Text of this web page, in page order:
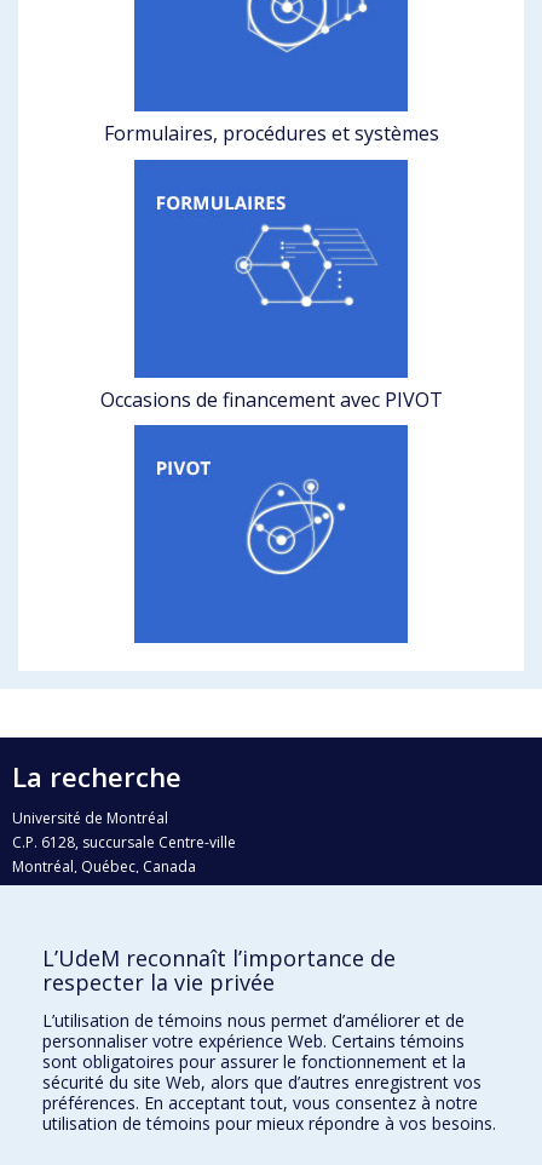
Formulaires, procédures et systèmes
Occasions de financement avec PIVOT
La recherche
Université de Montréal
C.P. 6128, succursale Centre-ville
Montréal, Québec, Canada
H3C 3J7
Qui fait quoi?
Nous trouver
Plan du site
Accessibilité
L’UdeM reconnaît l’importance de
respecter la vie privée
L’utilisation de témoins nous permet d’améliorer et de
personnaliser votre expérience Web. Certains témoins
sont obligatoires pour assurer le fonctionnement et la
sécurité du site Web, alors que d’autres enregistrent vos
préférences. En acceptant tout, vous consentez à notre
utilisation de témoins pour mieux répondre à vos besoins.